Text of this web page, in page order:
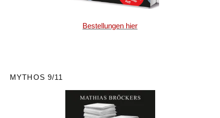
Bestellungen hier
MYTHOS 9/11